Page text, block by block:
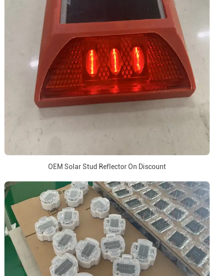
OEM Solar Stud Reflector On Discount